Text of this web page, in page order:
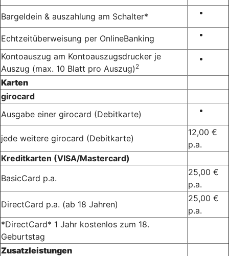
Bargeldein & auszahlung am Schalter*
Echtzeitüberweisung per OnlineBanking
Kontoauszug am Kontoauszugsdrucker je
Auszug (max. 10 Blatt pro Auszug) 2
Karten
girocard
Ausgabe einer girocard (Debitkarte)
jede weitere girocard (Debitkarte)
12,00 €
p.a.
Kreditkarten (VISA/Mastercard)
BasicCard p.a.
25,00 €
p.a.
DirectCard p.a. (ab 18 Jahren)
25,00 €
p.a.
*DirectCard* 1 Jahr kostenlos zum 18.
Geburtstag
Zusatzleistungen